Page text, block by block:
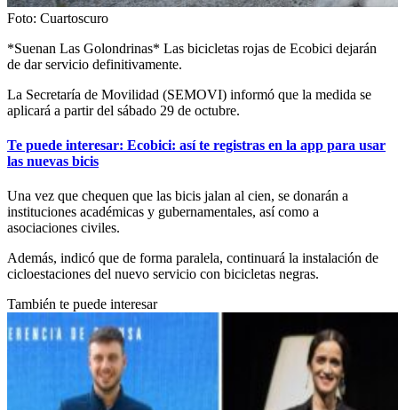
Foto: Cuartoscuro
*Suenan Las Golondrinas* Las bicicletas rojas de Ecobici dejarán
de dar servicio definitivamente.
La Secretaría de Movilidad (SEMOVI) informó que la medida se
aplicará a partir del sábado 29 de octubre.
Te puede interesar: Ecobici: así te registras en la app para usar
las nuevas bicis
Una vez que chequen que las bicis jalan al cien, se donarán a
instituciones académicas y gubernamentales, así como a
asociaciones civiles.
Además, indicó que de forma paralela, continuará la instalación de
cicloestaciones del nuevo servicio con bicicletas negras.
También te puede interesar